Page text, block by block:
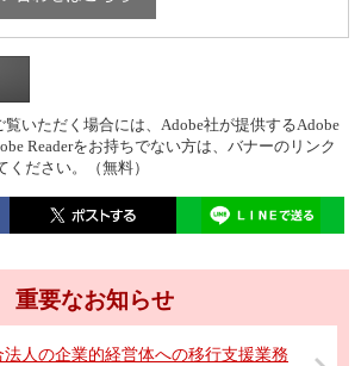
覧いただく場合には、Adobe社が提供するAdobe
Readerをお持ちでない方は、バナーのリンク
ださい。（無料）
重要なお知らせ
人の企業的経営体への移行支援業務